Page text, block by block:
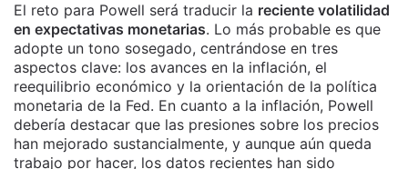
El reto para Powell será traducir la reciente volatilidad
en expectativas monetarias. Lo más probable es que
adopte un tono sosegado, centrándose en tres
aspectos clave: los avances en la inflación, el
reequilibrio económico y la orientación de la política
monetaria de la Fed. En cuanto a la inflación, Powell
debería destacar que las presiones sobre los precios
han mejorado sustancialmente, y aunque aún queda
trabajo por hacer, los datos recientes han sido